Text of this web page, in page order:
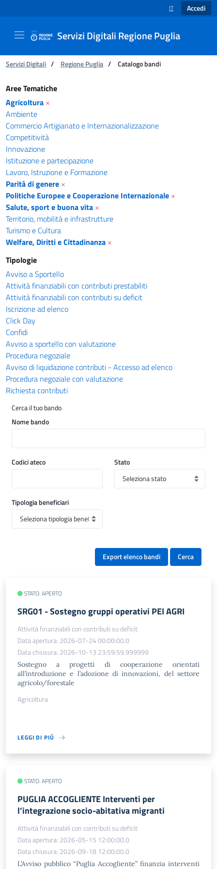
SELEZIONE
IT Accedi
Servizi Digitali Regione Puglia
Ti trovi in:
Servizi Digitali / Regione Puglia / Catalogo bandi
Catalogo bandi - Servizi Digitali Regione
Aree Tematiche
Agricoltura ×
Ambiente
Commercio Artigianato e Internazionalizzazione
Competitività
Innovazione
Istituzione e partecipazione
Lavoro, Istruzione e Formazione
Parità di genere ×
Politiche Europee e Cooperazione Internazionale ×
Salute, sport e buona vita ×
Territorio, mobilità e infrastrutture
Turismo e Cultura
Welfare, Diritti e Cittadinanza ×
Tipologie
Avviso a Sportello
Attività finanziabili con contributi prestabiliti
Attività finanziabili con contributi su deficit
Iscrizione ad elenco
Click Day
Confidi
Avviso a sportello con valutazione
Procedura negoziale
Avviso di liquidazione contributi - Accesso ad elenco
Procedura negoziale con valutazione
Richiesta contributi
Cerca il tuo bando
Nome bando
Codici ateco Stato
Tipologia beneficiari
Export elenco bandi Cerca
STATO: APERTO
SRG01 - Sostegno gruppi operativi PEI AGRI
Attività finanziabili con contributi su deficit
Data apertura: 2026-07-24 00:00:00.0
Data chiusura: 2026-10-13 23:59:59.999999
Sostegno a progetti di cooperazione orientati
all’introduzione e l’adozione di innovazioni, del settore
agricolo/forestale
Agricoltura
LEGGI DI PIÙ
STATO: APERTO
PUGLIA ACCOGLIENTE Interventi per
l’integrazione socio-abitativa migranti
Attività finanziabili con contributi su deficit
Data apertura: 2026-05-15 12:00:00.0
Data chiusura: 2026-09-18 12:00:00.0
L’Avviso pubblico “Puglia Accogliente” finanzia interventi